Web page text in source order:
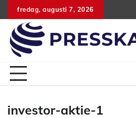
Hoppa
till
innehåll
fredag, augusti 7, 2026
investor-aktie-1